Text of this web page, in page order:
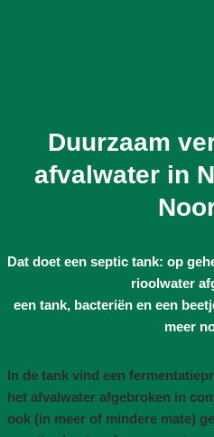
Duurzaam
afvalwater in
Dat doet een septic tank: op
rioolwater
een tank, bacteriën en een
meer
In de tank vind een
het afvalwater afgebroken in
ook (in meer of mindere mate)